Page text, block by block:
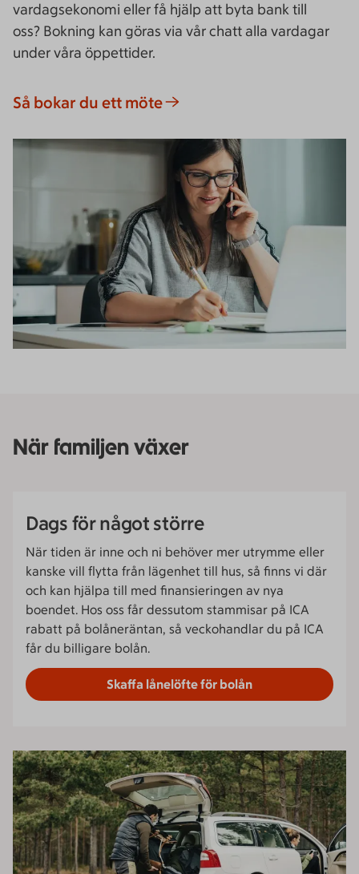
vardagsekonomi eller få hjälp att byta bank till
oss? Bokning kan göras via vår chatt alla vardagar
under våra öppettider.
Så bokar du ett möte
När familjen växer
Dags för något större
När tiden är inne och ni behöver mer utrymme eller
kanske vill flytta från lägenhet till hus, så finns vi där
och kan hjälpa till med finansieringen av nya
boendet. Hos oss får dessutom stammisar på ICA
rabatt på bolåneräntan, så veckohandlar du på ICA
får du billigare bolån.
Skaffa lånelöfte för bolån